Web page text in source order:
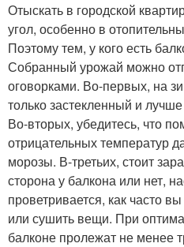
Отыскать в городской
угол, особенно в
Поэтому тем, у кого есть
Собранный урожай можно
оговорками. Во-первых, на
только застекленный и
Во-вторых, убедитесь, что
отрицательных температур
морозы. В-третьих, стоит
сторона у балкона или нет,
проветривается, как часто
или сушить вещи. При
балконе пролежат не менее